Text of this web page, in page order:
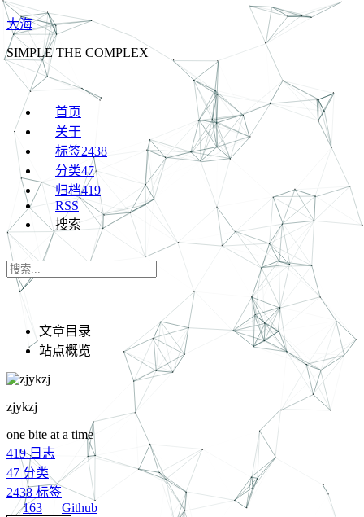
大海
SIMPLE THE COMPLEX
首页
关于
标签2438
分类47
归档419
RSS
搜索
文章目录
站点概览
zjykzj
one bite at a time
419 日志
47 分类
2438 标签
163
Github